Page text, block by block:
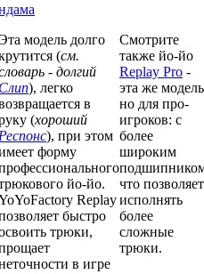
модель долго
(см.
- долгий
Слип), легко
в
(хороший
Респонс), при этом
форму
йо-йо.
Replay
быстро
трюки,
в игре
Смотрите
также йо-йо
Replay Pro -
эта же
но для про-
игроков: с
более
широким
что позволяет
исполнять
более
сложные
трюки.